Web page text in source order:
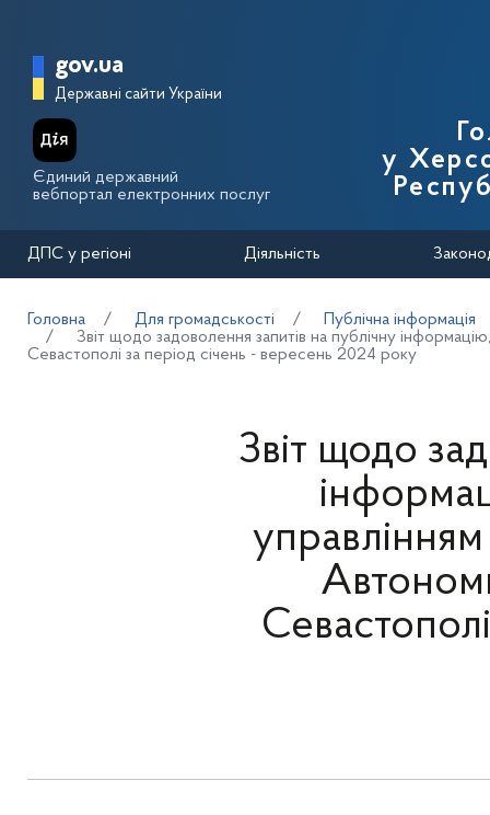
Головна сторінка Державної
gov.ua
Державні сайти України
Єдиний державний
вебпортал електронних послуг
у
ДПС у регіоні Діяльність
Головна Для громадськості
Публічна інформація
Звіт щодо задоволення запитів на публічну
Севастополі за період січень - вересень 2024 року
Звіт щодо